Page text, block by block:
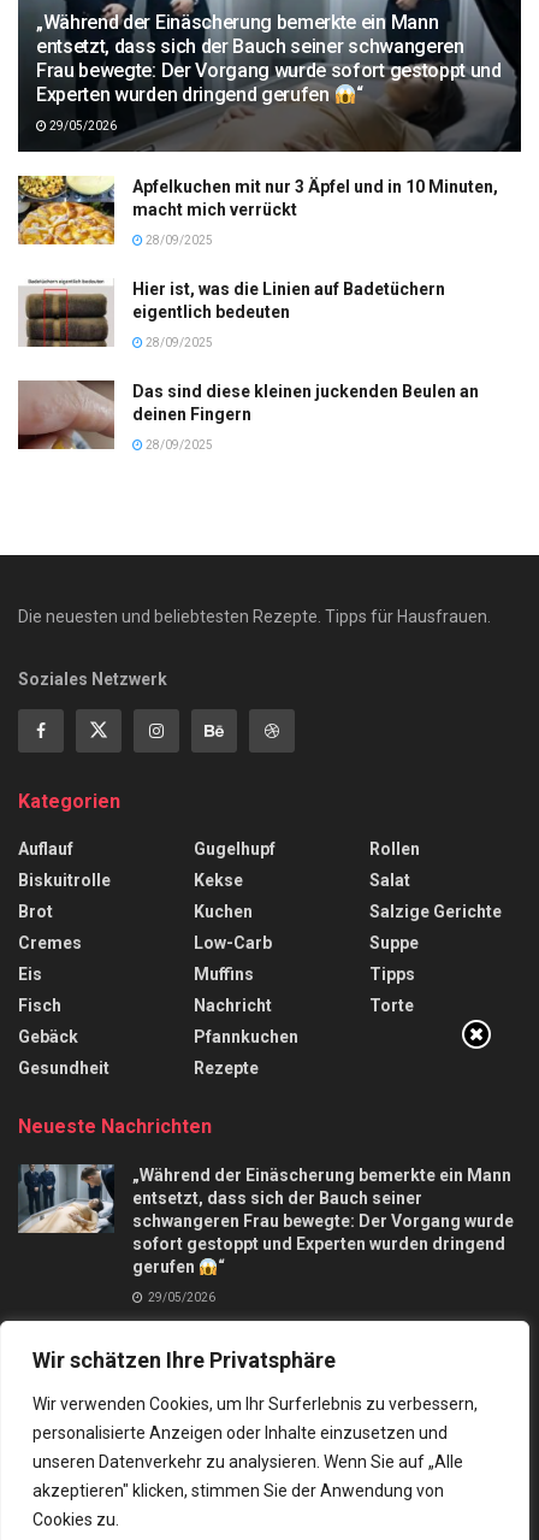
Wir schätzen Ihre Privatsphäre
Wir verwenden Cookies, um Ihr Surferlebnis zu verbessern,
personalisierte Anzeigen oder Inhalte einzusetzen und
unseren Datenverkehr zu analysieren. Wenn Sie auf „Alle
akzeptieren" klicken, stimmen Sie der Anwendung von
Cookies zu.
„Während der Einäscherung bemerkte ein Mann
entsetzt, dass sich der Bauch seiner schwangeren
Frau bewegte: Der Vorgang wurde sofort gestoppt und
Experten wurden dringend gerufen
“
29/05/2026
Apfelkuchen mit nur 3 Äpfel und in 10 Minuten,
macht mich verrückt
28/09/2025
Hier ist, was die Linien auf Badetüchern
eigentlich bedeuten
28/09/2025
Das sind diese kleinen juckenden Beulen an
deinen Fingern
28/09/2025
Die neuesten und beliebtesten Rezepte. Tipps für Hausfrauen.
Soziales Netzwerk
Kategorien
Auflauf
Biskuitrolle
Brot
Cremes
Eis
Fisch
Gebäck
Gesundheit
Gugelhupf
Kekse
Kuchen
Low-Carb
Muffins
Nachricht
Pfannkuchen
Rezepte
Rollen
Salat
Salzige Gerichte
Suppe
Tipps
Torte
Neueste Nachrichten
„Während der Einäscherung bemerkte ein Mann
entsetzt, dass sich der Bauch seiner
schwangeren Frau bewegte: Der Vorgang wurde
sofort gestoppt und Experten wurden dringend
gerufen
“
29/05/2026
macht mich verrückt
28/09/2025
Kontakt Datenschutz